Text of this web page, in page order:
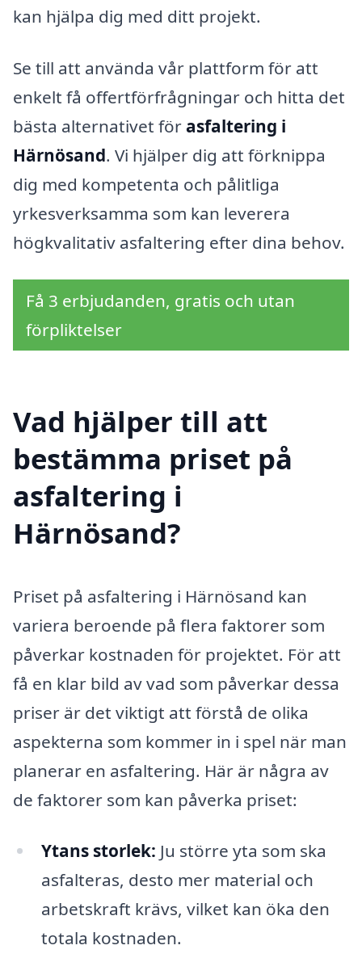
kan hjälpa dig med ditt projekt.
Se till att använda vår plattform för att
enkelt få offertförfrågningar och hitta det
bästa alternativet för asfaltering i
Härnösand. Vi hjälper dig att förknippa
dig med kompetenta och pålitliga
yrkesverksamma som kan leverera
högkvalitativ asfaltering efter dina behov.
Få 3 erbjudanden, gratis och utan
förpliktelser
Vad hjälper till att
bestämma priset på
asfaltering i
Härnösand?
Priset på asfaltering i Härnösand kan
variera beroende på flera faktorer som
påverkar kostnaden för projektet. För att
få en klar bild av vad som påverkar dessa
priser är det viktigt att förstå de olika
aspekterna som kommer in i spel när man
planerar en asfaltering. Här är några av
de faktorer som kan påverka priset:
Ytans storlek: Ju större yta som ska
asfalteras, desto mer material och
arbetskraft krävs, vilket kan öka den
totala kostnaden.